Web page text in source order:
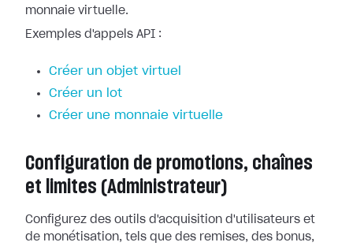
monnaie virtuelle.
Exemples d'appels API :
Créer un objet virtuel
Créer un lot
Créer une monnaie virtuelle
Configuration de promotions, chaînes
et limites (Administrateur)
Configurez des outils d'acquisition d'utilisateurs et
de monétisation, tels que des remises, des bonus,